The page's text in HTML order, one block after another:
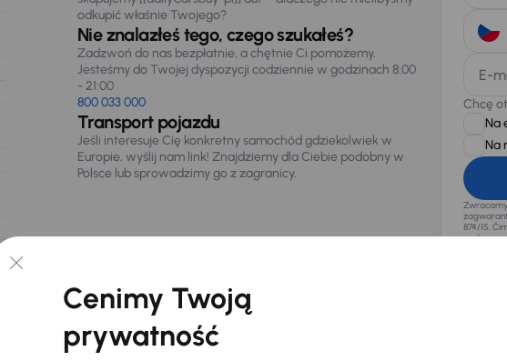
odkupić właśnie Twojego?
Nie znalazłeś tego, czego szukałeś?
Zadzwoń do nas bezpłatnie, a chętnie Ci pomożemy.
Jesteśmy do Twojej dyspozycji codziennie w godzinach 8:00
- 21:00
800 033 000
Transport pojazdu
Jeśli interesuje Cię konkretny samochód gdziekolwiek w
Europie, wyślij nam link! Znajdziemy dla Ciebie podobny w
Polsce lub sprowadzimy go z zagranicy.
E-
Chcę
Na
Na
874/15,
osobowe
Cenimy Twoją
prywatność